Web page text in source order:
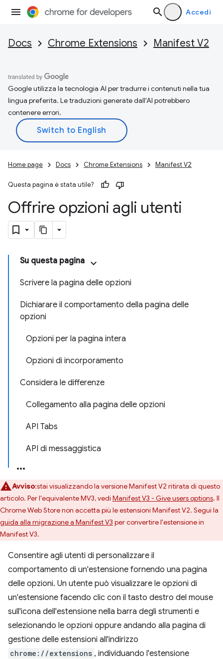
Accedi
Docs Chrome Extensions Manifest V2
Google utilizza la tecnologia AI per tradurre i contenuti nella tua
lingua preferita. Le traduzioni generate dall'AI potrebbero
contenere errori.
Home page Docs Chrome Extensions Manifest V2
Questa pagina è stata utile?
Offrire opzioni agli utenti
Su questa pagina
Scrivere la pagina delle opzioni
Dichiarare il comportamento della pagina delle
opzioni
Opzioni per la pagina intera
Opzioni di incorporamento
Considera le differenze
Collegamento alla pagina delle opzioni
API Tabs
API di messaggistica
Avviso:stai visualizzando la versione Manifest V2 ritirata di questo
articolo. Per l'equivalente MV3, vedi Manifest V3 - Give users options. Il
Chrome Web Store non accetta più le estensioni Manifest V2. Segui la
guida alla migrazione a Manifest V3 per convertire l'estensione in
Manifest V3.
Consentire agli utenti di personalizzare il
comportamento di un'estensione fornendo una pagina
delle opzioni. Un utente può visualizzare le opzioni di
un'estensione facendo clic con il tasto destro del mouse
sull'icona dell'estensione nella barra degli strumenti e
selezionando le opzioni oppure andando alla pagina di
gestione delle estensioni all'indirizzo
chrome://extensions , individuando l'estensione